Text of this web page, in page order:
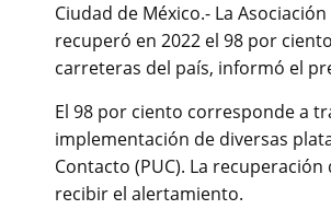
Ciudad de México.- La
recuperó en 2022 el 98 por
carreteras del país, informó el
El 98 por ciento corresponde a
implementación de diversas
Contacto (PUC). La
recibir el alertamiento.